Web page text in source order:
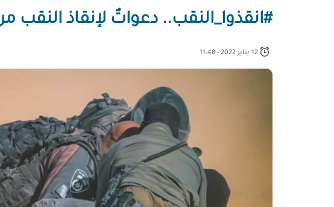
#انقذوا_النقب.. دعواتٌ لإنقاذ النقب
مش
ليس